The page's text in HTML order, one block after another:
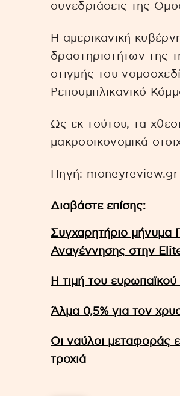
συνεδριάσεις της
Η αμερικανική
δραστηριοτήτων της
στιγμής του
Ρεπουμπλικανικό
Ως εκ τούτου, τα
μακροοικονομικά
Πηγή: moneyreview.gr
Διαβάστε επίσης:
Συγχαρητήριο μήνυμα
Αναγέννησης στην
Η τιμή του
Άλμα 0,5% για τον
Οι ναύλοι μεταφοράς
τροχιά